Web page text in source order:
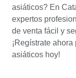
asiáticos? En
expertos
de venta fácil y
¡Regístrate
asiáticos hoy!